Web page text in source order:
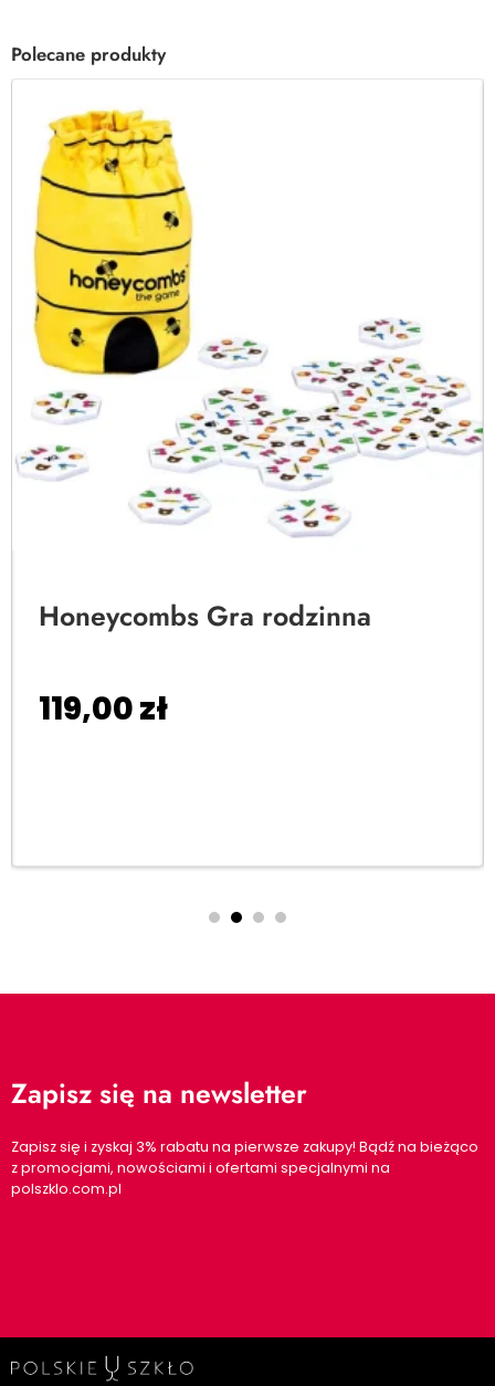
Polecane produkty
Honeycombs Gra rodzinna
119,00zł
Zapisz się na newsletter
Zapisz się i zyskaj 3% rabatu na pierwsze zakupy! Bądź na bieżąco
z promocjami, nowościami i ofertami specjalnymi na
polszklo.com.pl